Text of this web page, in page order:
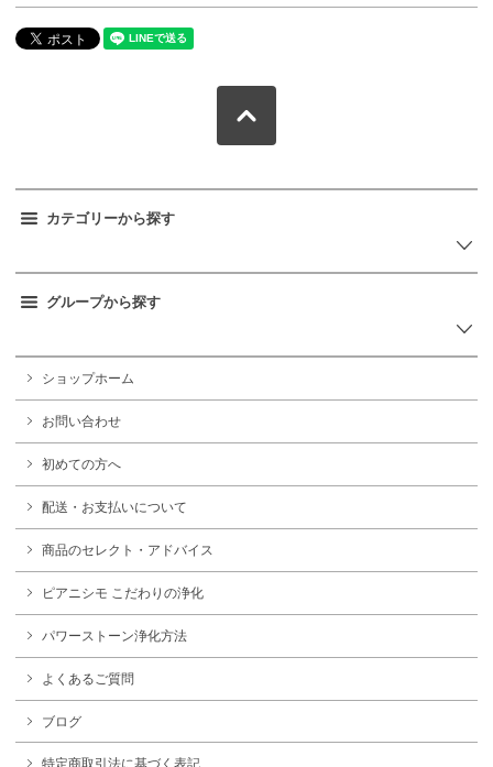
カテゴリーから探す
グループから探す
ショップホーム
お問い合わせ
初めての方へ
配送・お支払いについて
商品のセレクト・アドバイス
ピアニシモ こだわりの浄化
パワーストーン浄化方法
よくあるご質問
ブログ